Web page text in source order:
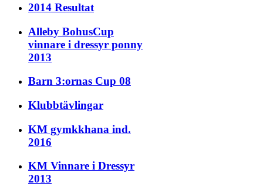
2014 Resultat
Alleby BohusCup
vinnare i dressyr ponny
2013
Barn 3:ornas Cup 08
Klubbtävlingar
KM gymkkhana ind.
2016
KM Vinnare i Dressyr
2013